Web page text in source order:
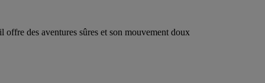
des aventures sûres et son mouvement doux